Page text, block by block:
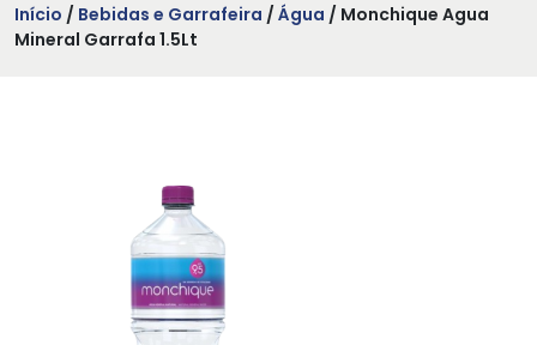
Início / Bebidas e Garrafeira / Água / Monchique Agua
Mineral Garrafa 1.5Lt